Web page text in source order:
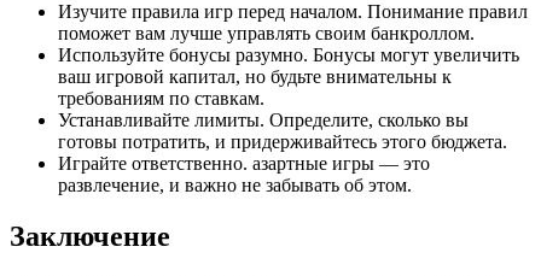
Изучите правила игр перед началом. Понимание правил
поможет вам лучше управлять своим банкроллом.
Используйте бонусы разумно. Бонусы могут увеличить
ваш игровой капитал, но будьте внимательны к
требованиям по ставкам.
Устанавливайте лимиты. Определите, сколько вы
готовы потратить, и придерживайтесь этого бюджета.
Играйте ответственно. азартные игры — это
развлечение, и важно не забывать об этом.
Заключение